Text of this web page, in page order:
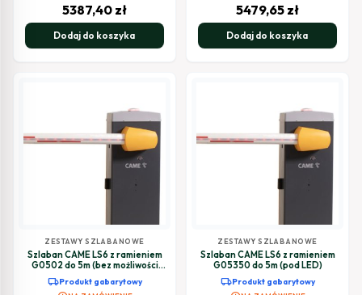
5387,40 zł
Dodaj do koszyka
5479,65 zł
Dodaj do koszyka
ZESTAWY SZLABANOWE
Szlaban CAME LS6 z ramieniem
G0502 do 5m (bez możliwości
local_shippingProdukt gabarytowy
ZESTAWY SZLABANOWE
Szlaban CAME LS6 z ramieniem
G05350 do 5m (pod LED)
local_shippingProdukt gabarytowy